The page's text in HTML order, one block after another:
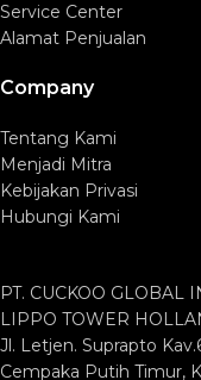
Service Center
Alamat Penjualan
Company
Tentang Kami
Menjadi Mitra
Kebijakan Privasi
Hubungi Kami
PT. CUCKOO GLOBAL
LIPPO TOWER
Jl. Letjen. Suprapto
Cempaka Putih Timur,